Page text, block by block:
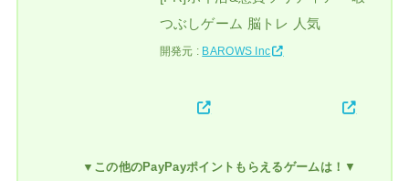
つぶしゲーム 脳トレ 人気
開発元 : BAROWS Inc
▼この他のPayPayポイントもらえるゲームは！ ▼